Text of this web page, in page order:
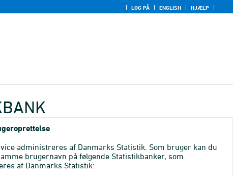
LOG PÅ ENGLISH HJÆLP
administreres af Danmarks Statistik. Som bruger kan du
brugernavn på følgende Statistikbanker, som
af Danmarks Statistik: